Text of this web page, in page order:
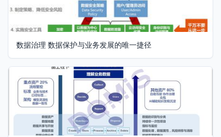
数据治理 数据保护与业务发展的唯一捷径